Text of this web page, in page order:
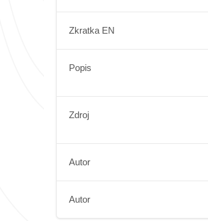
Zkratka EN
Popis
Zdroj
Autor
Autor